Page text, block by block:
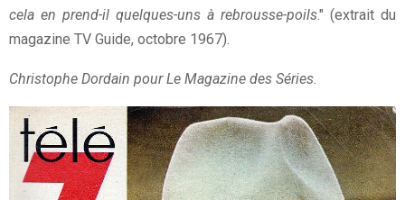
cela en prend-il quelques-uns à rebrousse-poils." (extrait du
magazine TV Guide, octobre 1967).
Christophe Dordain pour Le Magazine des Séries.